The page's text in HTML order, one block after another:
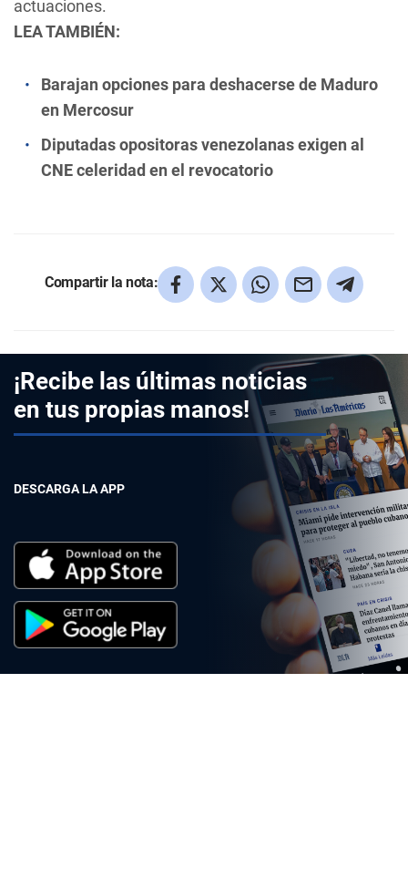
actuaciones.
LEA TAMBIÉN:
Barajan opciones para deshacerse de Maduro
en Mercosur
Diputadas opositoras venezolanas exigen al
CNE celeridad en el revocatorio
Compartir la nota:
¡Recibe las últimas noticias
en tus propias manos!
DESCARGA LA APP